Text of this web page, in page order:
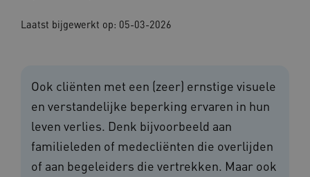
Laatst bijgewerkt op: 05-03-2026
Ook cliënten met een (zeer) ernstige visuele
en verstandelijke beperking ervaren in hun
leven verlies. Denk bijvoorbeeld aan
familieleden of medecliënten die overlijden
of aan begeleiders die vertrekken. Maar ook